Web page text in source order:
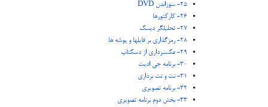
25- سوزاندن DVD
26- کارکتورها
27- تحلیلگر دیسک
28- رمزگذاری بر فایلها و پوشه ها
29- عکسبرداری از دسکتاپ
30- برنامه جی ادیت
31- نت و نت برداری
32- برنامه تصویری
33- بخش دوم برنامه تصویری